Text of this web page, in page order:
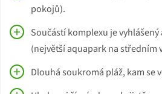
pokojů).
Součástí komplexu je
(největší aquapark na středním
Dlouhá soukromá pláž, kam se